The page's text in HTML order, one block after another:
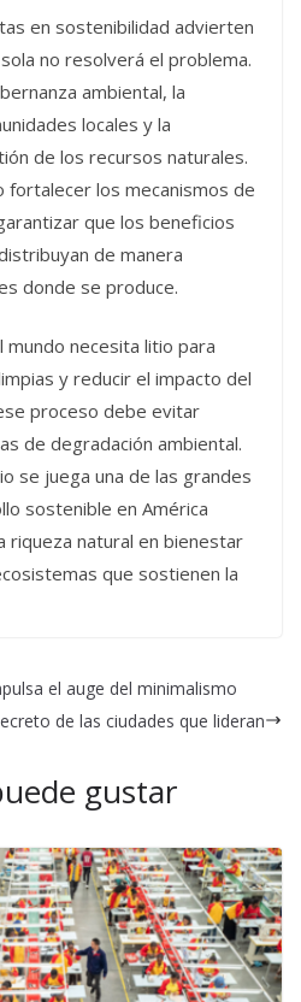
en sostenibilidad advierten
no resolverá el problema.
ambiental, la
locales y la
de los recursos naturales.
fortalecer los mecanismos de
que los beneficios
de manera
donde se produce.
mundo necesita litio para
y reducir el impacto del
proceso debe evitar
de degradación ambiental.
se juega una de las grandes
sostenible en América
riqueza natural en bienestar
que sostienen la
el auge del minimalismo
de las ciudades que lideran
gustar